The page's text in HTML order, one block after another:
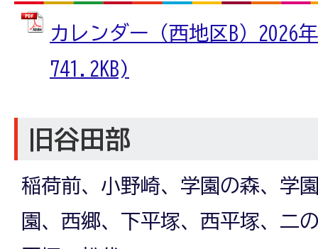
カレンダー（西地区B）2026
741.2KB)
旧谷田部
稲荷前、小野崎、学園の森、学
園、西郷、下平塚、西平塚、二